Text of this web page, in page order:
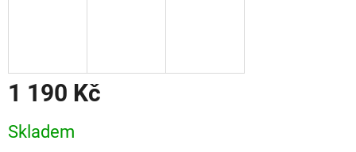
1 190 Kč
cena:
Skladem